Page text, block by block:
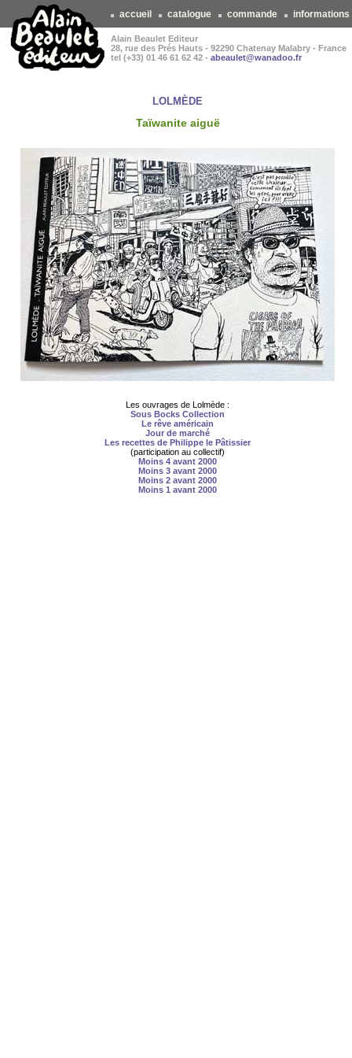
accueil catalogue commande informations
Alain Beaulet Editeur
28, rue des Prés Hauts - 92290 Chatenay Malabry - France
tel (+33) 01 46 61 62 42 - abeaulet@wanadoo.fr
LOLMÈDE
Taïwanite aiguë
Les ouvrages de Lolmède :
Sous Bocks Collection
Le rêve américain
Jour de marché
Les recettes de Philippe le Pâtissier
(participation au collectif)
Moins 4 avant 2000
Moins 3 avant 2000
Moins 2 avant 2000
Moins 1 avant 2000